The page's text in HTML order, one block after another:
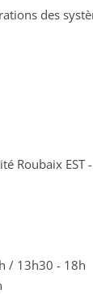
des
Roubaix EST
/ 13h30 - 18h